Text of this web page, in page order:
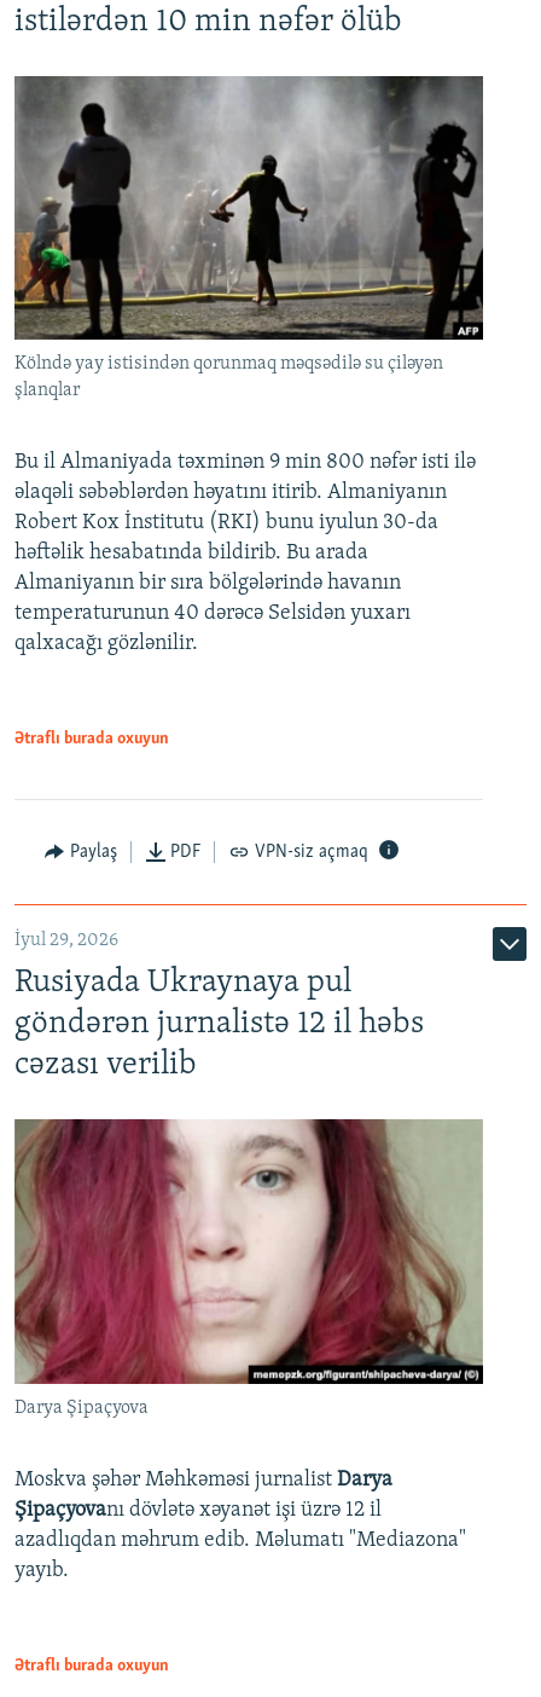
istilərdən 10 min nəfər ölüb
Kölndə yay istisindən qorunmaq məqsədilə su çiləyən
şlanqlar
Bu il Almaniyada təxminən 9 min 800 nəfər isti ilə
əlaqəli səbəblərdən həyatını itirib. Almaniyanın
Robert Kox İnstitutu (RKI) bunu iyulun 30-da
həftəlik hesabatında bildirib. Bu arada
Almaniyanın bir sıra bölgələrində havanın
temperaturunun 40 dərəcə Selsidən yuxarı
qalxacağı gözlənilir.
Ətraflı burada oxuyun
Paylaş PDF VPN-siz açmaq
İyul 29, 2026
Rusiyada Ukraynaya pul
göndərən jurnalistə 12 il həbs
cəzası verilib
Darya Şipaçyova
Moskva şəhər Məhkəməsi jurnalist Darya
Şipaçyovanı dövlətə xəyanət işi üzrə 12 il
azadlıqdan məhrum edib. Məlumatı "Mediazona"
yayıb.
Ətraflı burada oxuyun